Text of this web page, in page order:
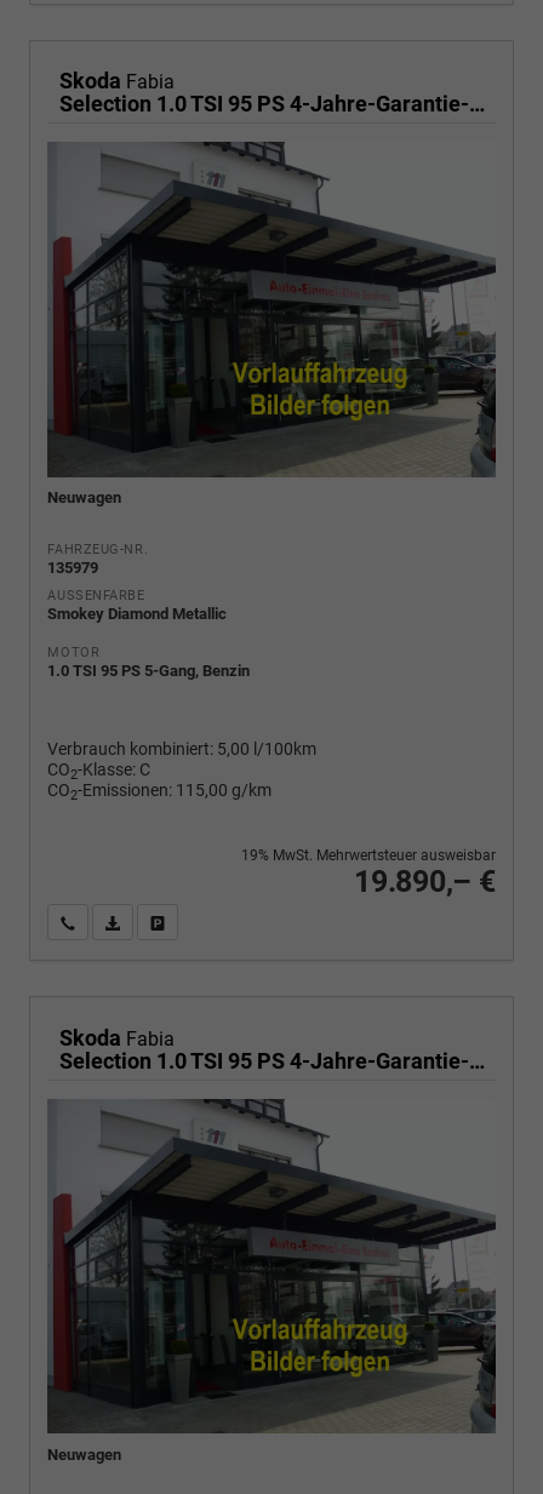
Skoda Fabia
Selection 1.0 TSI 95 PS 4-Jahre-Garantie-AppleCarPlay-AndroidAuto-LED-PDC-Sitzheizung-DAB-Klima
Neuwagen
FAHRZEUG-NR.
135979
AUSSENFARBE
Smokey Diamond Metallic
MOTOR
1.0 TSI 95 PS 5-Gang, Benzin
Verbrauch kombiniert: 5,00 l/100km
CO2-Klasse: C
CO2-Emissionen: 115,00 g/km
19.890,– €
19% MwSt. Mehrwertsteuer ausweisbar
Wir rufen Sie anPDF-Fahrzeugexposé drucken
Skoda Fabia
Selection 1.0 TSI 95 PS 4-Jahre-Garantie-AppleCarPlay-AndroidAuto-LED-PDC-Sitzheizung-DAB-Klima
Neuwagen